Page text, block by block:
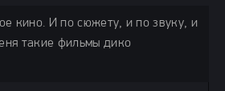
кино. И по сюжету, и по звуку, и
такие фильмы дико